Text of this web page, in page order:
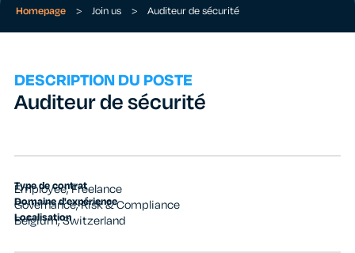
Homepage > Join us > Auditeur de sécurité
DESCRIPTION DU POSTE
Auditeur de sécurité
Type de contrat
Employee,Freelance
Domaine d'expérience
Governance, Risk & Compliance
Localisation
Belgium,Switzerland